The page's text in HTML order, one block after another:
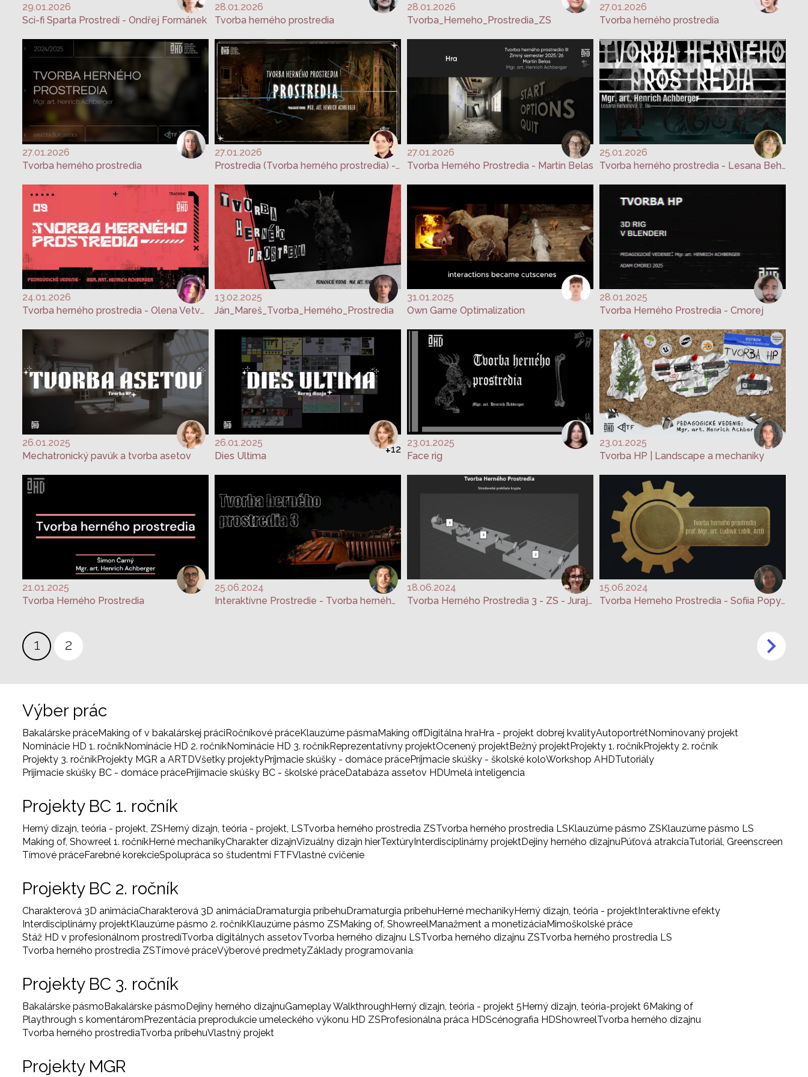
29.01.2026
Sci-fi Sparta Prostredí - Ondřej Formánek
28.01.2026
Tvorba herného prostredia
28.01.2026
Tvorba_Herneho_Prostredia_ZS
27.01.2026
Tvorba herného prostredia
27.01.2026
Tvorba herného prostredia
27.01.2026
Prostredia (Tvorba herného prostredia) - Lucia Pokrievková
27.01.2026
Tvorba Herného Prostredia - Martin Belas
25.01.2026
Tvorba herného prostredia - Lesana Behanová
24.01.2026
Tvorba herného prostredia - Olena Vetvytska
13.02.2025
Ján_Mareš_Tvorba_Herného_Prostredia
31.01.2025
Own Game Optimalization
28.01.2025
Tvorba Herného Prostredia - Cmorej
26.01.2025
Mechatronický pavúk a tvorba asetov
+12
26.01.2025
Dies Ultima
23.01.2025
Face rig
23.01.2025
Tvorba HP | Landscape a mechaniky
21.01.2025
Tvorba Herného Prostredia
25.06.2024
Interaktívne Prostredie - Tvorba herného prostredia 3
18.06.2024
Tvorba Herného Prostredia 3 - ZS - Juraj Gabčík
15.06.2024
Tvorba Herneho Prostredia - Sofiia Popysheva
Stránkovanie
Aktuálna
1 Page
2
Výber prác
Bakalárske práceMaking of v bakalárskej práciRočníkové práceKlauzúrne pásmaMaking offDigitálna hraHra - projekt dobrej kvalityAutoportrétNominovaný projekt
Nominácie HD 1. ročníkNominácie HD 2. ročníkNominácie HD 3. ročníkReprezentatívny projektOcenený projektBežný projektProjekty 1. ročníkProjekty 2. ročník
Projekty 3. ročníkProjekty MGR a ARTDVšetky projektyPríjmacie skúšky - domáce prácePríjmacie skúšky - školské koloWorkshop AHDTutoriály
Prijimacie skúšky BC - domáce prácePrijimacie skúšky BC - školské práceDatabáza assetov HDUmelá inteligencia
Projekty BC 1. ročník
Herný dizajn, teória - projekt, ZSHerný dizajn, teória - projekt, LSTvorba herného prostredia ZSTvorba herného prostredia LSKlauzúrne pásmo ZSKlauzúrne pásmo LS
Making of, Showreel 1. ročníkHerné mechanikyCharakter dizajnVizuálny dizajn hierTextúryInterdisciplinárny projektDejiny herného dizajnuPúťová atrakciaTutoriál, Greenscreen
Tímové práceFarebné korekcieSpolupráca so študentmi FTFVlastné cvičenie
Projekty BC 2. ročník
Charakterová 3D animáciaCharakterová 3D animáciaDramaturgia príbehuDramaturgia príbehuHerné mechanikyHerný dizajn, teória - projektInteraktívne efekty
Interdisciplinárny projektKlauzúrne pásmo 2. ročníkKlauzúrne pásmo ZSMaking of, ShowreelManažment a monetizáciaMimoškolské práce
Stáž HD v profesionálnom prostredíTvorba digitálnych assetovTvorba herného dizajnu LSTvorba herného dizajnu ZSTvorba herného prostredia LS
Tvorba herného prostredia ZSTímové práceVýberové predmetyZáklady programovania
Projekty BC 3. ročník
Bakalárske pásmoBakalárske pásmoDejiny herného dizajnuGameplay WalkthroughHerný dizajn, teória - projekt 5Herný dizajn, teória-projekt 6Making of
Playthrough s komentáromPrezentácia preprodukcie umeleckého výkonu HD ZSProfesionálna práca HDScénografia HDShowreelTvorba herného dizajnu
Tvorba herného prostrediaTvorba príbehuVlastný projekt
Projekty MGR